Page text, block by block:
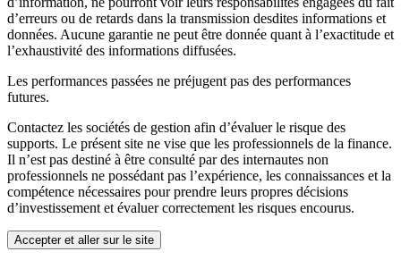
d’erreurs ou de retards dans la transmission desdites informations et
données. Aucune garantie ne peut être donnée quant à l’exactitude et
l’exhaustivité des informations diffusées.
Les performances passées ne préjugent pas des performances
futures.
Contactez les sociétés de gestion afin d’évaluer le risque des
supports. Le présent site ne vise que les professionnels de la finance.
Il n’est pas destiné à être consulté par des internautes non
professionnels ne possédant pas l’expérience, les connaissances et la
compétence nécessaires pour prendre leurs propres décisions
d’investissement et évaluer correctement les risques encourus.
Accepter et aller sur le site